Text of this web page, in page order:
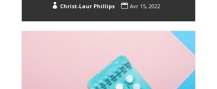
 Christ-Laur Phillips  Avr 15, 2022